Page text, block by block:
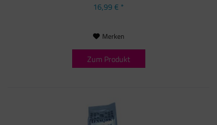
16,99 € *
Merken
Zum Produkt